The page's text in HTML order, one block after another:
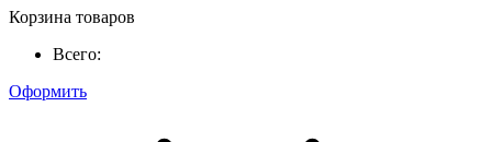
Корзина товаров
Всего:
Оформить